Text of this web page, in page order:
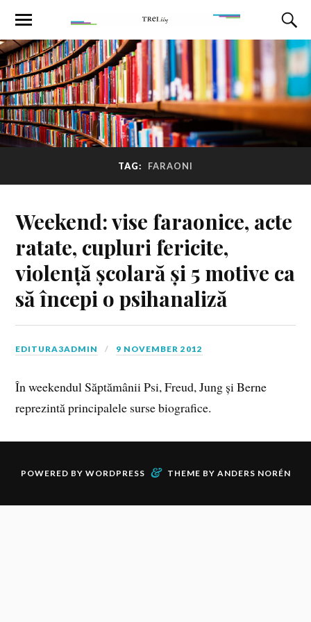
TAG: FARAONI
Weekend: vise faraonice, acte
ratate, cupluri fericite,
violență școlară și 5 motive ca
să începi o psihanaliză
EDITURA3ADMIN 9 NOVEMBER 2012
În weekendul Săptămânii Psi, Freud, Jung și Berne
reprezintă principalele surse biografice.
POWERED BY WORDPRESS & THEME BY ANDERS NORÉN